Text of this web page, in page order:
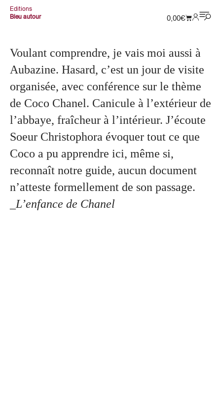
Editions
Bleu autour
0,00€
Voulant comprendre, je vais moi aussi à
Aubazine. Hasard, c’est un jour de visite
organisée, avec conférence sur le thème
de Coco Chanel. Canicule à l’extérieur de
l’abbaye, fraîcheur à l’intérieur. J’écoute
Soeur Christophora évoquer tout ce que
Coco a pu apprendre ici, même si,
reconnaît notre guide, aucun document
n’atteste formellement de son passage.
_L’enfance de Chanel